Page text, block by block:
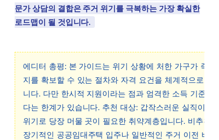
문가 상담의 결합은 주거 위기를 극복하는 가장 확실한
로드맵이 될 것입니다.
에디터 총평: 본 가이드는 위기 상황에 처한 가구가 즉시
지를 확보할 수 있는 절차와 자격 요건을 체계적으로 정
니다. 다만 한시적 지원이라는 점과 엄격한 소득 기준이
다는 한계가 있습니다. 추천 대상: 갑작스러운 실직이나
위기로 당장 머물 곳이 필요한 취약계층입니다. 비추천
장기적인 공공임대주택 입주나 일반적인 주거 이전 비용